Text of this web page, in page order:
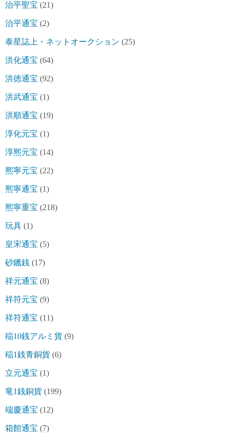
治平聖宝 (21)
治平通宝 (2)
泰星誌上・ネットオークション (25)
洪化通宝 (64)
洪徳通宝 (92)
洪武通宝 (1)
洪順通宝 (19)
淳化元宝 (1)
淳熈元宝 (14)
熈寧元宝 (22)
熈寧通宝 (1)
熈寧重宝 (218)
玩具 (1)
皇宋通宝 (5)
砂鑞銭 (17)
祥元通宝 (8)
祥符元宝 (9)
祥符通宝 (11)
稲10銭アルミ貨 (9)
稲1銭青銅貨 (6)
立元通宝 (1)
竜1銭銅貨 (199)
端慶通宝 (12)
箱館通宝 (7)